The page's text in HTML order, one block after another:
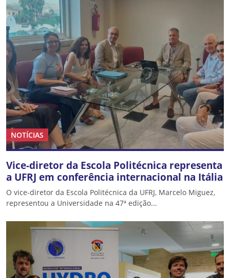
NOTÍCIAS
Vice-diretor da Escola Politécnica representa
a UFRJ em conferência internacional na Itália
O vice-diretor da Escola Politécnica da UFRJ, Marcelo Miguez,
representou a Universidade na 47ª edição...